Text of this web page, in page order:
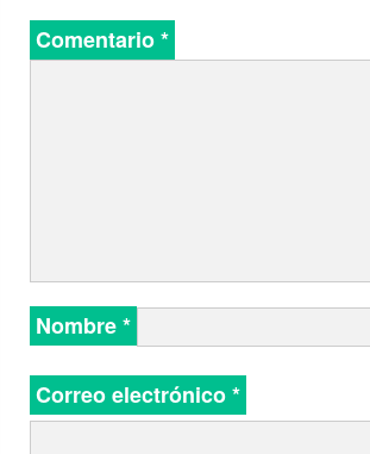
Comentario*
Nombre*
Correo electrónico*